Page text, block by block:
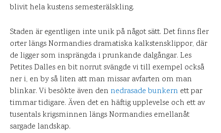
blivit hela kustens semesterälskling.
Staden är egentligen inte unik på något sätt. Det finns fler
orter längs Normandies dramatiska kalkstensklippor, där
de ligger som insprängda i prunkande dalgångar. Les
Petites Dalles en bit norrut svängde vi till exempel också
ner i, en by så liten att man missar avfarten om man
blinkar. Vi besökte även den nedrasade bunkern ett par
timmar tidigare. Även det en häftig upplevelse och ett av
tusentals krigsminnen längs Normandies emellanåt
sargade landskap.